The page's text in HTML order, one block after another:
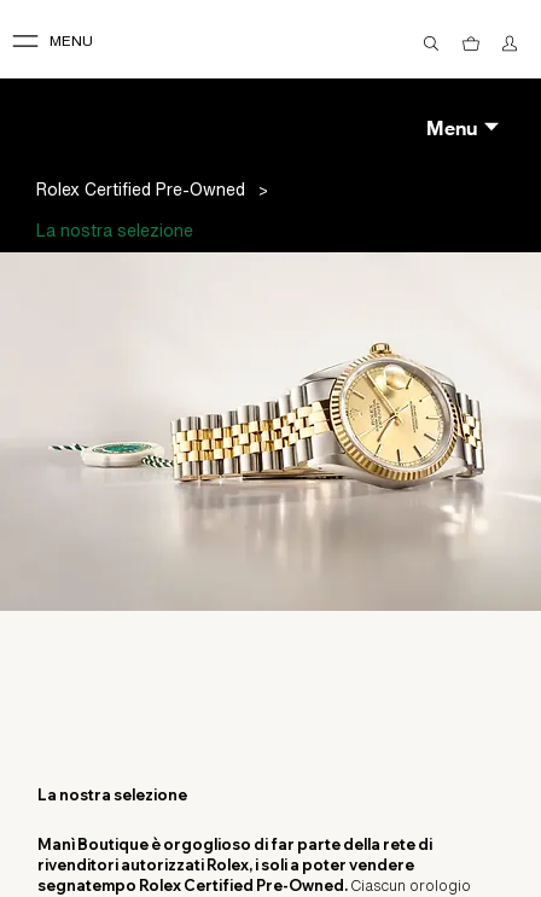
MENU
Menu
Rolex Certified Pre-Owned >
La nostra selezione
La nostra selezione
Manì Boutique è orgoglioso di far parte della rete di
rivenditori autorizzati Rolex, i soli a poter vendere
segnatempo Rolex Certified Pre-Owned. Ciascun orologio